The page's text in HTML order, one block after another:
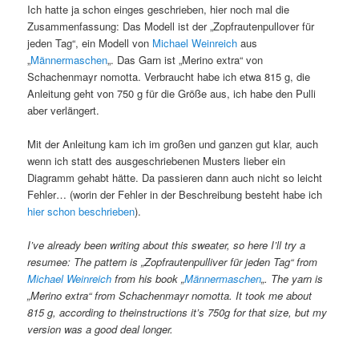
Ich hatte ja schon einges geschrieben, hier noch mal die
Zusammenfassung: Das Modell ist der „Zopfrautenpullover für
jeden Tag“, ein Modell von Michael Weinreich aus
„Männermaschen„. Das Garn ist „Merino extra“ von
Schachenmayr nomotta. Verbraucht habe ich etwa 815 g, die
Anleitung geht von 750 g für die Größe aus, ich habe den Pulli
aber verlängert.
Mit der Anleitung kam ich im großen und ganzen gut klar, auch
wenn ich statt des ausgeschriebenen Musters lieber ein
Diagramm gehabt hätte. Da passieren dann auch nicht so leicht
Fehler… (worin der Fehler in der Beschreibung besteht habe ich
hier schon beschrieben).
I’ve already been writing about this sweater, so here I’ll try a
resumee: The pattern is „Zopfrautenpulliver für jeden Tag“ from
Michael Weinreich from his book „Männermaschen„. The yarn is
„Merino extra“ from Schachenmayr nomotta. It took me about
815 g, according to theinstructions it’s 750g for that size, but my
version was a good deal longer.